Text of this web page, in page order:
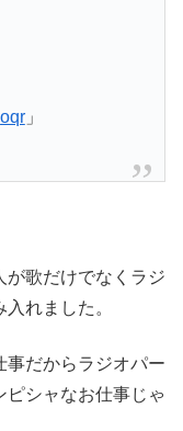
」
が歌だけでなくラジ
れました。
事だからラジオパー
ピシャなお仕事じゃ